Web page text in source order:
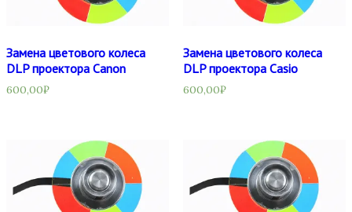
Замена цветового колеса
DLP проектора Canon
600,00₽
Замена цветового колеса
DLP проектора Casio
600,00₽